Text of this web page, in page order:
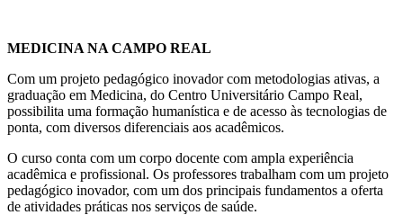
MEDICINA NA CAMPO REAL
Com um projeto pedagógico inovador com metodologias ativas, a
graduação em Medicina, do Centro Universitário Campo Real,
possibilita uma formação humanística e de acesso às tecnologias de
ponta, com diversos diferenciais aos acadêmicos.
O curso conta com um corpo docente com ampla experiência
acadêmica e profissional. Os professores trabalham com um projeto
pedagógico inovador, com um dos principais fundamentos a oferta
de atividades práticas nos serviços de saúde.